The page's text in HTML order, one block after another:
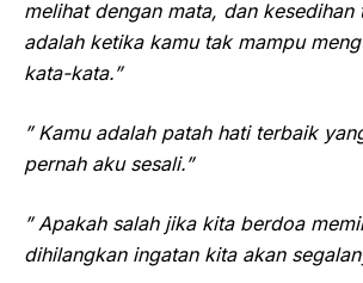
melihat dengan mata, dan kesedihan
adalah ketika kamu tak mampu
kata-kata.”
” Kamu adalah patah hati terbaik
pernah aku sesali.”
” Apakah salah jika kita berdoa
dihilangkan ingatan kita akan